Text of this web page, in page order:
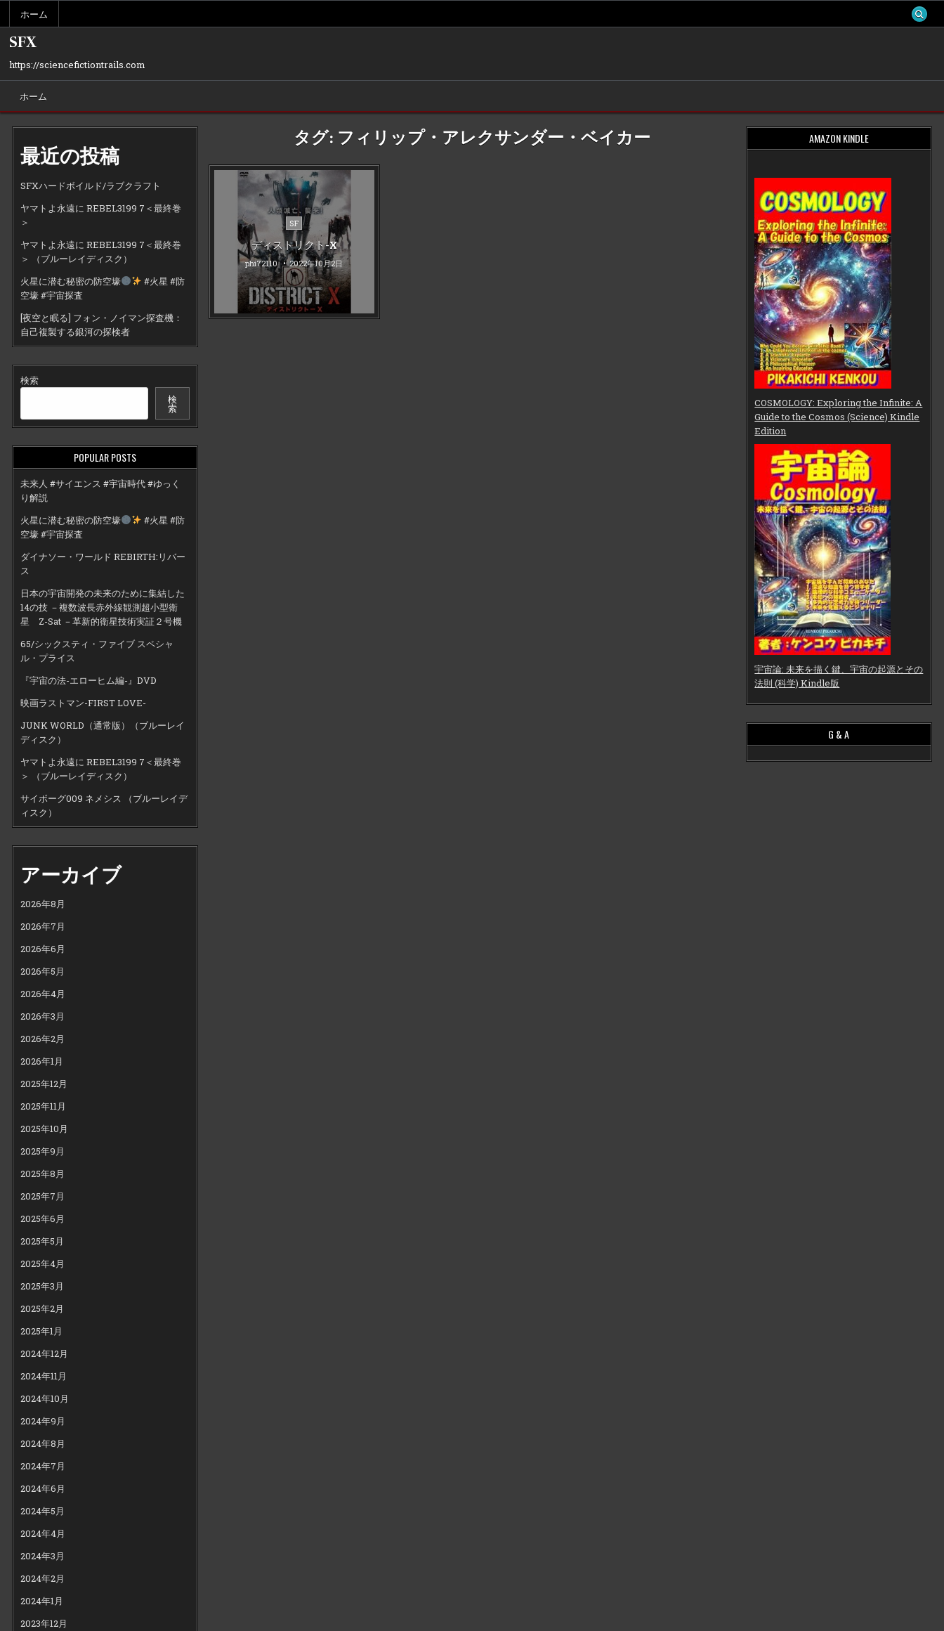
content
ホーム
SFX
https://sciencefictiontrails.com
ホーム
最近の投稿
SFXハードボイルド/ラブクラフト
ヤマトよ永遠に REBEL3199 7＜最終巻
＞
ヤマトよ永遠に REBEL3199 7＜最終巻
＞ （ブルーレイディスク）
火星に潜む秘密の防空壕
#火星 #防
空壕 #宇宙探査
[夜空と眠る] フォン・ノイマン探査機：
自己複製する銀河の探検者
検索
検
索
POPULAR POSTS
未来人 #サイエンス #宇宙時代 #ゆっく
り解説
火星に潜む秘密の防空壕
#火星 #防
空壕 #宇宙探査
ダイナソー・ワールド REBIRTH:リバー
ス
日本の宇宙開発の未来のために集結した
14の技 －複数波長赤外線観測超小型衛
星 Z-Sat －革新的衛星技術実証２号機
65/シックスティ・ファイブ スペシャ
ル・プライス
『宇宙の法-エローヒム編-』DVD
映画ラストマン-FIRST LOVE-
JUNK WORLD（通常版）（ブルーレイ
ディスク）
ヤマトよ永遠に REBEL3199 7＜最終巻
＞ （ブルーレイディスク）
サイボーグ009 ネメシス （ブルーレイデ
ィスク）
アーカイブ
2026年8月
2026年7月
2026年6月
2026年5月
2026年4月
2026年3月
2026年2月
2026年1月
2025年12月
2025年11月
2025年10月
2025年9月
2025年8月
2025年7月
2025年6月
2025年5月
2025年4月
2025年3月
2025年2月
2025年1月
2024年12月
2024年11月
2024年10月
2024年9月
2024年8月
2024年7月
2024年6月
2024年5月
2024年4月
2024年3月
2024年2月
2024年1月
2023年12月
タグ: フィリップ・アレクサンダー・ベイカー
Posted
in
SF
ディストリクト-X
phi72110 2022年10月2日
AMAZON KINDLE
COSMOLOGY: Exploring the Infinite: A
Guide to the Cosmos (Science) Kindle
Edition
宇宙論: 未来を描く鍵、宇宙の起源とその
法則 (科学) Kindle版
G & A